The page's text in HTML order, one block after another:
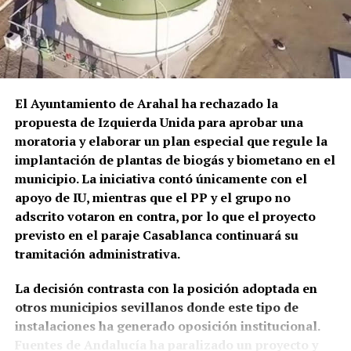
claramente documentada
El cambio resulta mucho más evidente a partir del
siglo XIX.José Alcaide Villalobos documenta para
1817 unaumento de solicitudes de permisos para
construir en los «arquillos del Arco de la Rosa».
mismo año Rafael Gómez, alguacil ordinario y
portero del Ayuntamiento, ocupaba eltorreón de la
Puerta Real o de Osuna porque no podía costear el
alquiler de una vivienda.
Osuna.
El episodio no es un hecho completamente aislado.
Profesionales consultados por este medio vienen
alertando de repetidos episodios de amenazas,
comportamientos agresivos y situaciones
conflictivas en el centro de salud, algunos
relacionados, según estos testimonios, con personas
que llegan bajo los efectos de drogas.
La preocupación por las agresiones a sanitarios no
es nueva. El Área de Gestión Sanitaria de Osuna puso
en marcha este mismo año formación específica con
la Guardia Civil para prevenir y afrontar este tipo de
situaciones, una iniciativa que debía extenderse,
entre otros lugares, a los profesionales del centro
de salud de Marchena.
El problema tiene además una dimensión andaluza.
El Ayuntamiento de Arahal ha rechazado la
propuesta de Izquierda Unida para aprobar una
moratoria y elaborar un plan especial que regule la
implantación de plantas de biogás y biometano en el
municipio. La iniciativa contó únicamente con el
apoyo de IU, mientras que el PP y el grupo no
adscrito votaron en contra, por lo que el proyecto
previsto en el paraje Casablanca continuará su
tramitación administrativa.
La decisión contrasta con la posición adoptada en
otros municipios sevillanos donde este tipo de
instalaciones ha generado oposición institucional.
Fuentes de Andalucía ha paralizado un proyecto y